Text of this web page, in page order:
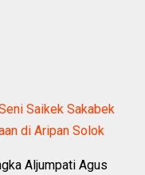
Saikek Sakabek
di Aripan Solok
Aljumpati Agus